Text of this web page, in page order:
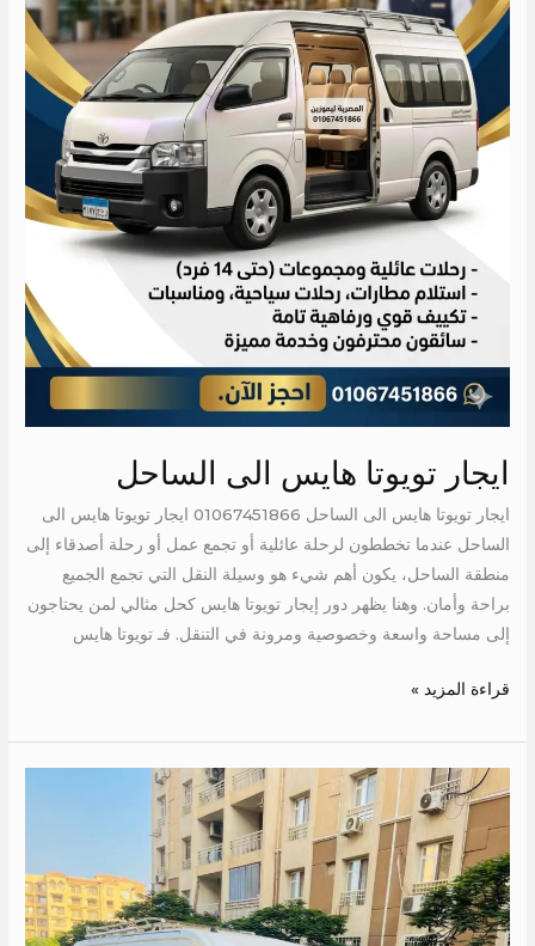
ايجار تويوتا هايس الى الساحل
ايجار تويوتا هايس الى الساحل 01067451866 ايجار تويوتا هايس الى
الساحل عندما تخططون لرحلة عائلية أو تجمع عمل أو رحلة أصدقاء إلى
منطقة الساحل، يكون أهم شيء هو وسيلة النقل التي تجمع الجميع
براحة وأمان. وهنا يظهر دور إيجار تويوتا هايس كحل مثالي لمن يحتاجون
إلى مساحة واسعة وخصوصية ومرونة في التنقل. فـ تويوتا هايس
قراءة المزيد »
ايجار
تويوتا
كرسي
الى
مرسى